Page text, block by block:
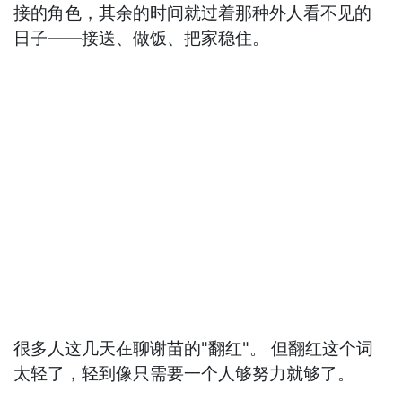
接的角色，其余的时间就过着那种外人看不见的
日子——接送、做饭、把家稳住。
很多人这几天在聊谢苗的"翻红"。 但翻红这个词
太轻了，轻到像只需要一个人够努力就够了。